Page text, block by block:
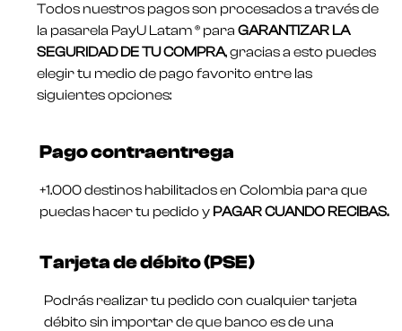
Todos nuestros pagos son procesados a través de
la pasarela PayU Latam ® para GARANTIZAR LA
SEGURIDAD DE TU COMPRA, gracias a esto puedes
elegir tu medio de pago favorito entre las
siguientes opciones:
Pago contraentrega
+1.000 destinos habilitados en Colombia para que
puedas hacer tu pedido y PAGAR CUANDO RECIBAS.
Tarjeta de débito (PSE)
Podrás realizar tu pedido con cualquier tarjeta
débito sin importar de que banco es de una